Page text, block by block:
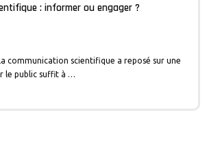
: informer ou engager ?
communication scientifique a reposé sur une
le public suffit à …